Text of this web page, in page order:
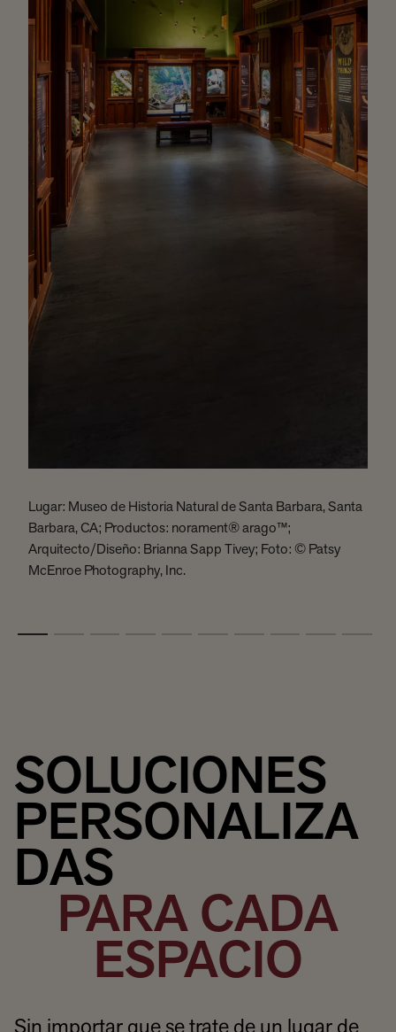
Lugar: Museo de Historia Natural de Santa Barbara, Santa
Barbara, CA; Productos: norament® arago™;
Arquitecto/Diseño: Brianna Sapp Tivey; Foto: © Patsy
McEnroe Photography, Inc.
SOLUCIONES
PERSONALIZA
DAS
PARA CADA
ESPACIO